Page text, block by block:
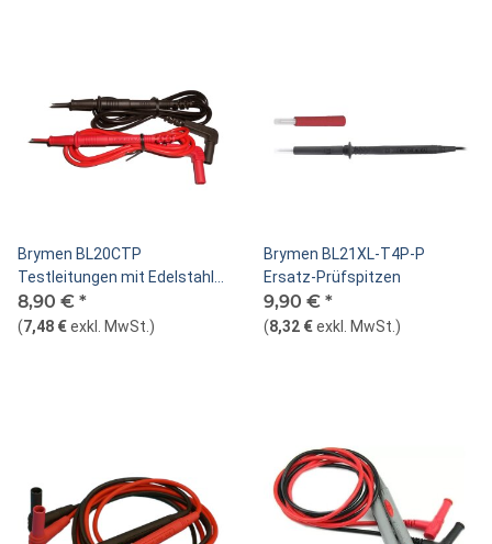
Brymen BL20CTP
Testleitungen mit Edelstahl-
Prüfspitzen
8,90 € *
(7,48 €exkl. MwSt. )
Brymen BL21XL-T4P-P
Ersatz-Prüfspitzen
9,90 € *
(8,32 €exkl. MwSt. )